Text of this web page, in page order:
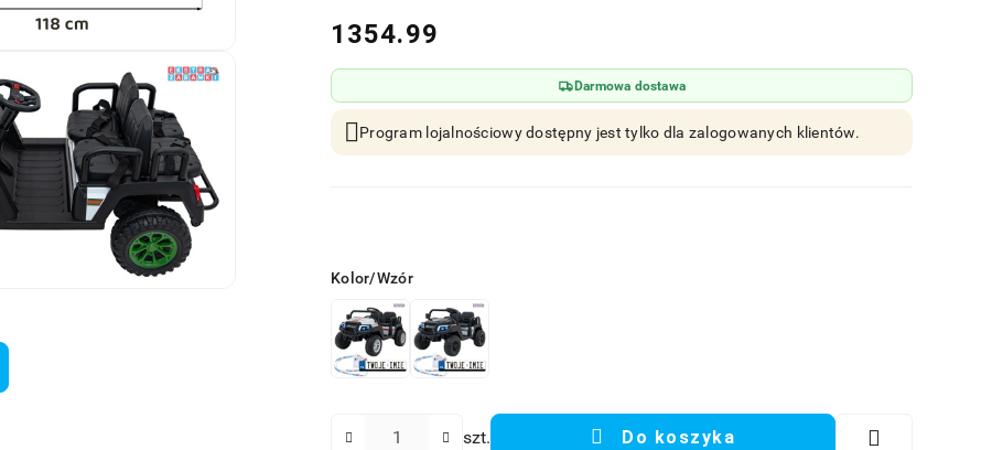
cena:
1354.99
Darmowa dostawa
Program lojalnościowy dostępny jest tylko dla zalogowanych klientów.
Wariant
Kolor/Wzór
szt. Do koszyka